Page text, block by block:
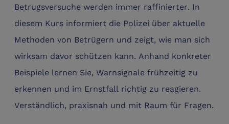
Betrugsversuche werden immer raffinierter. In
diesem Kurs informiert die Polizei über aktuelle
Methoden von Betrügern und zeigt, wie man sich
wirksam davor schützen kann. Anhand konkreter
Beispiele lernen Sie, Warnsignale frühzeitig zu
erkennen und im Ernstfall richtig zu reagieren.
Verständlich, praxisnah und mit Raum für Fragen.